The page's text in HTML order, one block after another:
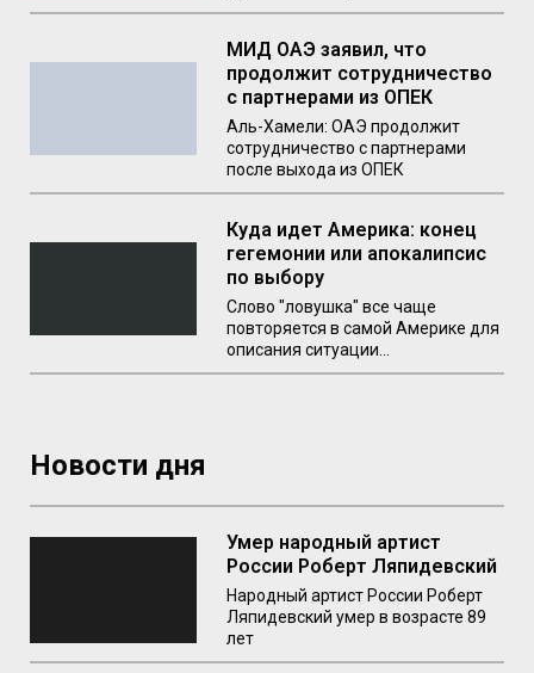
МИД ОАЭ заявил, что
продолжит сотрудничество
с партнерами из ОПЕК
Аль-Хамели: ОАЭ продолжит
сотрудничество с партнерами
после выхода из ОПЕК
Куда идет Америка: конец
гегемонии или апокалипсис
по выбору
Слово "ловушка" все чаще
повторяется в самой Америке для
описания ситуации...
Новости дня
Умер народный артист
России Роберт Ляпидевский
Народный артист России Роберт
Ляпидевский умер в возрасте 89
лет